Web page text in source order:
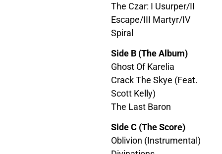
The Czar: I Usurper/II
Escape/III Martyr/IV
Spiral
Side B (The Album)
Ghost Of Karelia
Crack The Skye (Feat.
Scott Kelly)
The Last Baron
Side C (The Score)
Oblivion (Instrumental)